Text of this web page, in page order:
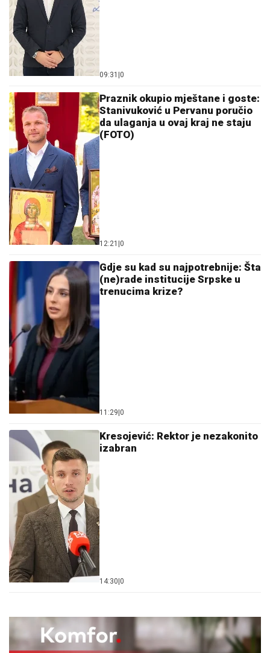
09:31 0
Praznik okupio mještane i goste:
Stanivuković u Pervanu poručio
da ulaganja u ovaj kraj ne staju
(FOTO)
12:21 0
Gdje su kad su najpotrebnije: Šta
(ne)rade institucije Srpske u
trenucima krize?
11:29 0
Kresojević: Rektor je nezakonito
izabran
14:30 0